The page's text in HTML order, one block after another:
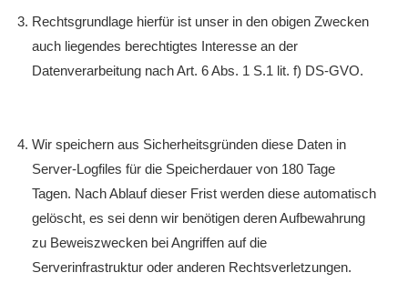
Rechtsgrundlage hierfür ist unser in den obigen Zwecken
auch liegendes berechtigtes Interesse an der
Datenverarbeitung nach Art. 6 Abs. 1 S.1 lit. f) DS-GVO.
Wir speichern aus Sicherheitsgründen diese Daten in
Server-Logfiles für die Speicherdauer von 180 Tage
Tagen. Nach Ablauf dieser Frist werden diese automatisch
gelöscht, es sei denn wir benötigen deren Aufbewahrung
zu Beweiszwecken bei Angriffen auf die
Serverinfrastruktur oder anderen Rechtsverletzungen.